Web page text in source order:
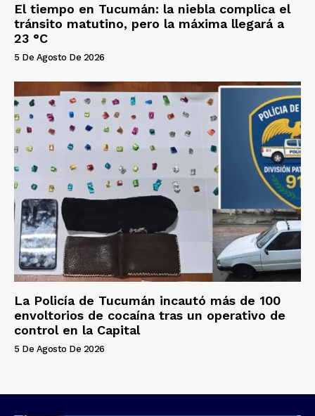
El tiempo en Tucumán: la niebla complica el
tránsito matutino, pero la máxima llegará a
23 °C
5 De Agosto De 2026
La Policía de Tucumán incautó más de 100
envoltorios de cocaína tras un operativo de
control en la Capital
5 De Agosto De 2026